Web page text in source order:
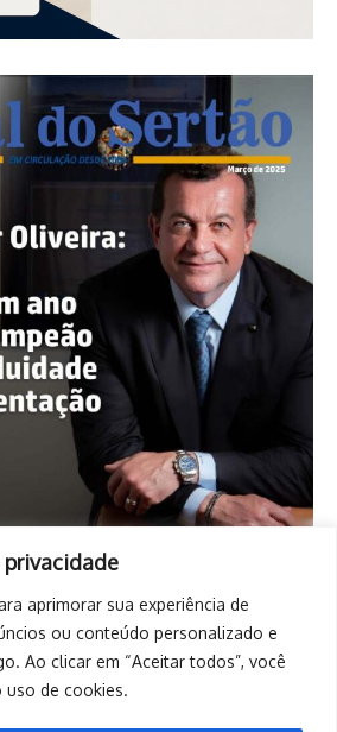
privacidade
aprimorar sua experiência de
ou conteúdo personalizado e
Ao clicar em “Aceitar todos”, você
de cookies.